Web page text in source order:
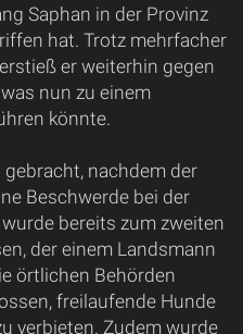
Saphan in der Provinz
hat. Trotz mehrfacher
er weiterhin gegen
nun zu einem
könnte.
nachdem der
Beschwerde bei der
bereits zum zweiten
der einem Landsmann
örtlichen Behörden
freilaufende Hunde
verbieten. Zudem wurde